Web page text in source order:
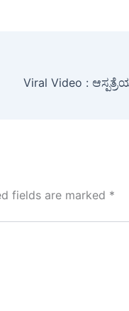
fields are marked *